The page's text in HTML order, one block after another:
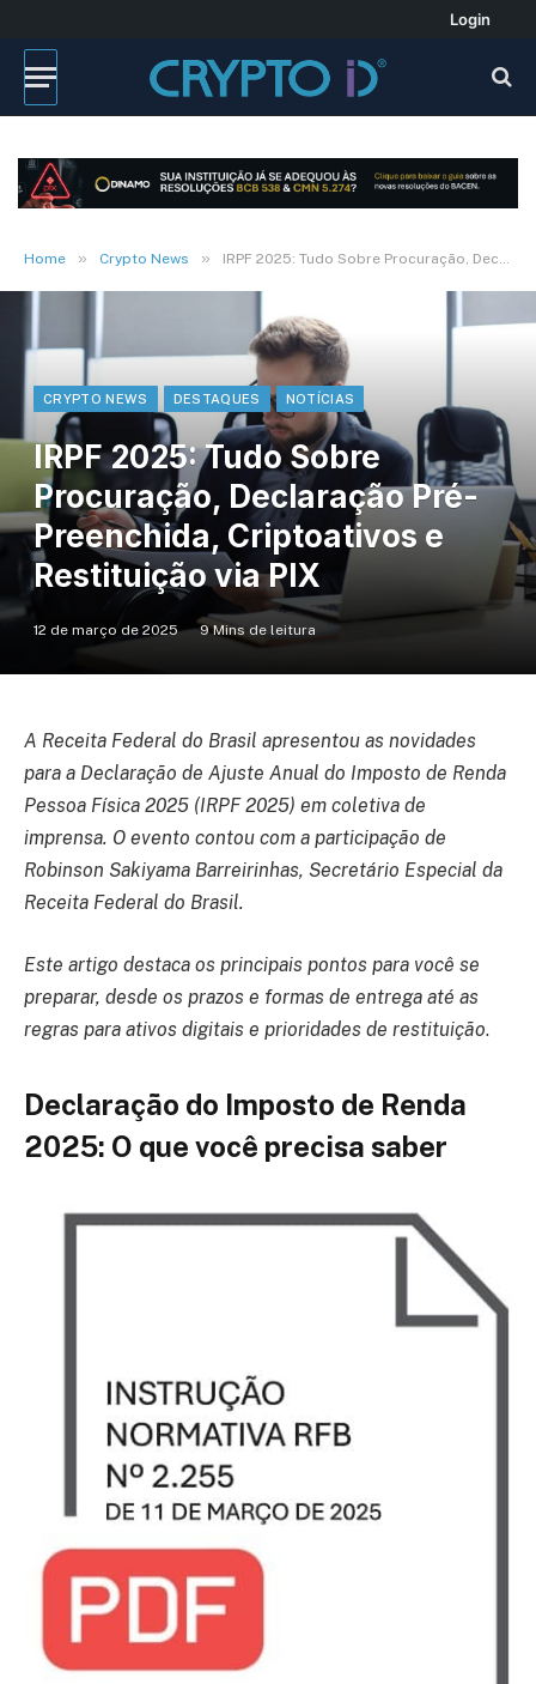
Login
Home » Crypto News » IRPF 2025: Tudo Sobre Procuração, Declaração Pré-Preenchida, Criptoativos e Restituição via PIX
CRYPTO NEWS DESTAQUES NOTÍCIAS
IRPF 2025: Tudo Sobre
Procuração, Declaração Pré-
Preenchida, Criptoativos e
Restituição via PIX
12 de março de 2025 9 Mins de leitura
A Receita Federal do Brasil apresentou as novidades
para a Declaração de Ajuste Anual do Imposto de Renda
Pessoa Física 2025 (IRPF 2025) em coletiva de
imprensa. O evento contou com a participação de
Robinson Sakiyama Barreirinhas, Secretário Especial da
Receita Federal do Brasil.
Este artigo destaca os principais pontos para você se
preparar, desde os prazos e formas de entrega até as
regras para ativos digitais e prioridades de restituição.
Declaração do Imposto de Renda
2025: O que você precisa saber